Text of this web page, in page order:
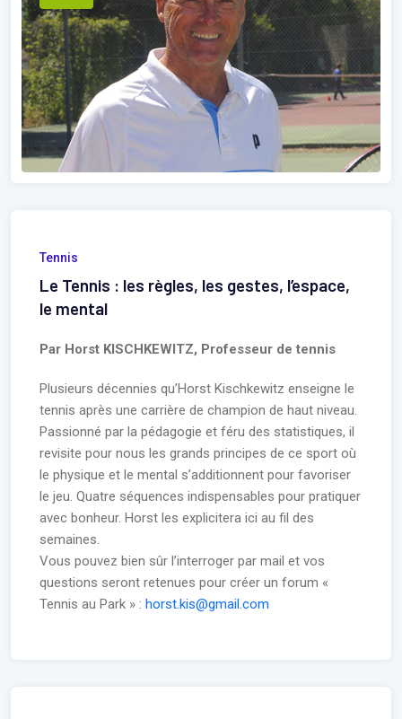
Tennis
Le Tennis : les règles, les gestes, l’espace,
le mental
Par Horst KISCHKEWITZ, Professeur de tennis
Plusieurs décennies qu’Horst Kischkewitz enseigne le
tennis après une carrière de champion de haut niveau.
Passionné par la pédagogie et féru des statistiques, il
revisite pour nous les grands principes de ce sport où
le physique et le mental s’additionnent pour favoriser
le jeu. Quatre séquences indispensables pour pratiquer
avec bonheur. Horst les explicitera ici au fil des
semaines.
Vous pouvez bien sûr l’interroger par mail et vos
questions seront retenues pour créer un forum «
Tennis au Park » : horst.kis@gmail.com